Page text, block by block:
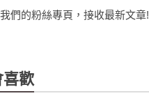
們的粉絲專頁，接收最新文章!
喜歡